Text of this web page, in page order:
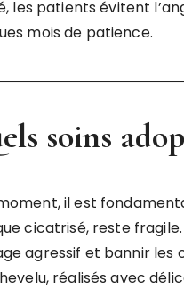
les patients évitent
mois de patience.
soins
il est
cicatrisé, reste
agressif et bannir les
réalisés avec